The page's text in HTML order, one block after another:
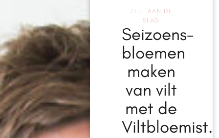
ZELF AAN DE
SLAG
Seizoens-
bloemen
maken
van vilt
met de
Viltbloemist.